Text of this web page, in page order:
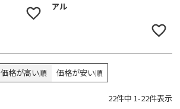
アル
価格が高い順 価格が安い順
22件中 1-22件表示